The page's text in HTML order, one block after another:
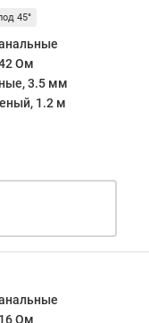
45°
Ом
3.5 мм
1.2 м
Ом